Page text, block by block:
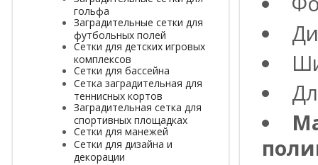
гольфа
Заградительные сетки для
футбольных полей
Сетки для детских игровых
комплексов
Сетки для бассейна
Сетка заградительная для
теннисных кортов
Заградительная сетка для
спортивных площадках
Сетки для манежей
Сетки для дизайна и
декорации